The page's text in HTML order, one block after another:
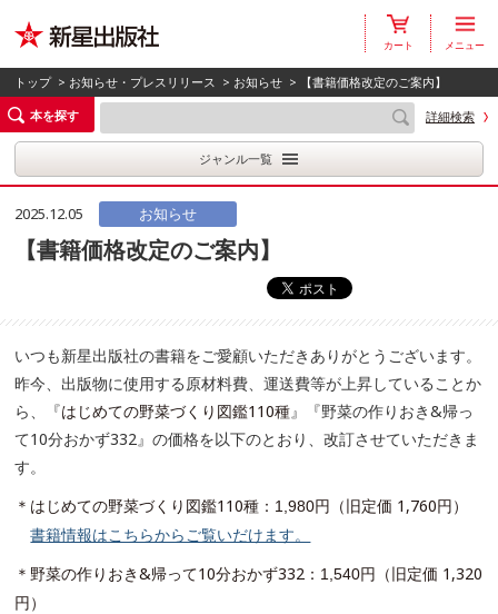
カート メニュー
トップ> お知らせ・プレスリリース > お知らせ > 【書籍価格改定のご案内】
本を探す
詳細検索
ジャンル一覧
2025.12.05 お知らせ
【書籍価格改定のご案内】
いつも新星出版社の書籍をご愛顧いただきありがとうございます。
昨今、出版物に使用する原材料費、運送費等が上昇していることか
ら、『はじめての野菜づくり図鑑110種』『野菜の作りおき&帰っ
て10分おかず332』の価格を以下のとおり、改訂させていただきま
す。
＊はじめての野菜づくり図鑑110種 ：1 ,980円（旧定価 1 ,760円）
書籍情報はこちらからご覧いだけます。
＊野菜の作りおき&帰って10分おかず332 ：1 ,540円（旧定価 1 ,320
円）